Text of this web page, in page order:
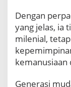
Dengan
yang jelas, ia
milenial,
kemanusiaan
Generasi